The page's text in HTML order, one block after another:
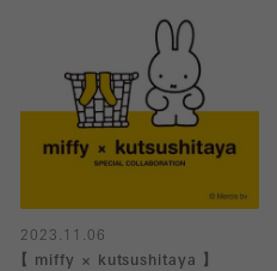
2023.11.06
【 miffy × kutsushitaya 】